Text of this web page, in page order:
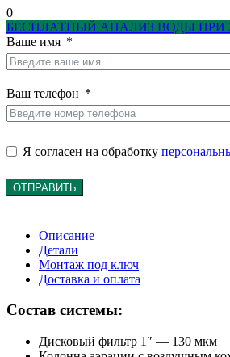
0
БЕСПЛАТНЫЙ АНАЛИЗ ВОДЫ ПРИ
Ваше имя
Ваш телефон
Я согласен на обработку
ОТПРАВИТЬ
Описание
Детали
Монтаж под ключ
Доставка и оплата
Состав системы:
Дисковый фильтр 1″ — 130 мкм